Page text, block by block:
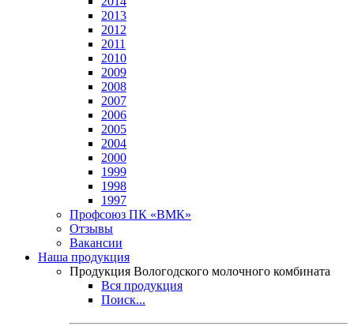
2013
2012
2011
2010
2009
2008
2007
2006
2005
2004
2000
1999
1998
1997
Профсоюз ПК «ВМК»
Отзывы
Вакансии
Наша продукция
Продукция Вологодского молочного комбината
Вся продукция
Поиск...